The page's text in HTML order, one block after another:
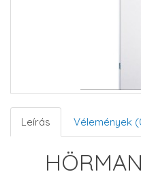
Leírás Vélemények